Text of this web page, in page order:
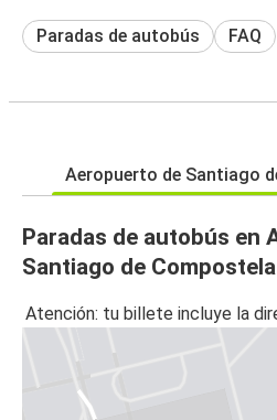
Paradas de autobús FAQ
Aeropuerto de Santiago
Paradas de autobús en
Santiago de Compostela
Atención: tu billete incluye la